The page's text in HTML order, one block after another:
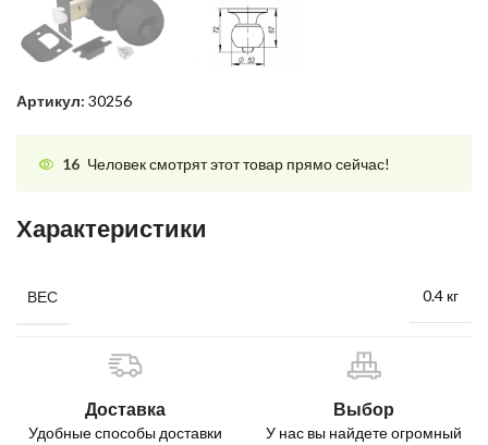
Артикул: 30256
16 Человек смотрят этот товар прямо сейчас!
Характеристики
ВЕС 0.4 кг
Доставка
Удобные способы доставки
Выбор
У нас вы найдете огромный